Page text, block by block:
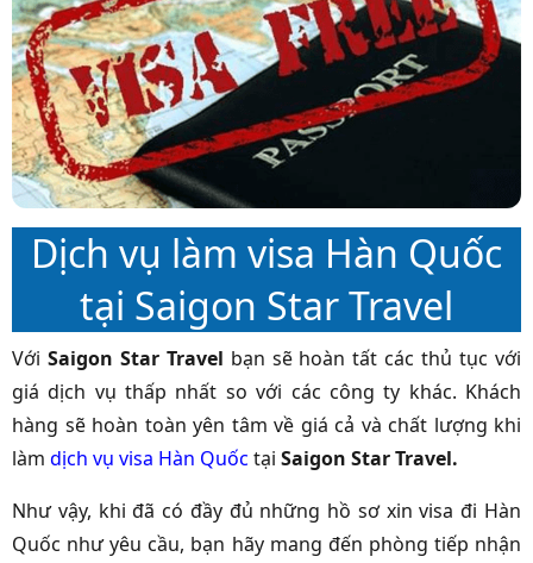
Dịch vụ làm visa Hàn Quốc
tại Saigon Star Travel
Với Saigon Star Travel bạn sẽ hoàn tất các thủ tục với
giá dịch vụ thấp nhất so với các công ty khác. Khách
hàng sẽ hoàn toàn yên tâm về giá cả và chất lượng khi
làm dịch vụ visa Hàn Quốc tại Saigon Star Travel.
Như vậy, khi đã có đầy đủ những hồ sơ xin visa đi Hàn
Quốc như yêu cầu, bạn hãy mang đến phòng tiếp nhận